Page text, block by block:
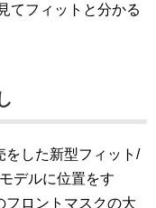
てフィットと分かる
をした新型フィット/
デルに位置をす
フロントマスクの大